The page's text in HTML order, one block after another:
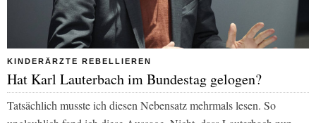
KINDERÄRZTE REBELLIEREN
Hat Karl Lauterbach im Bundestag gelogen?
Tatsächlich musste ich diesen Nebensatz mehrmals lesen. So